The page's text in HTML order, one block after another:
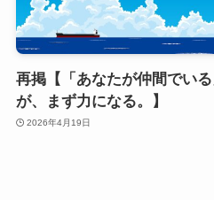
再掲【「あなたが仲間でい
が、まず力になる。】
2026年4月19日